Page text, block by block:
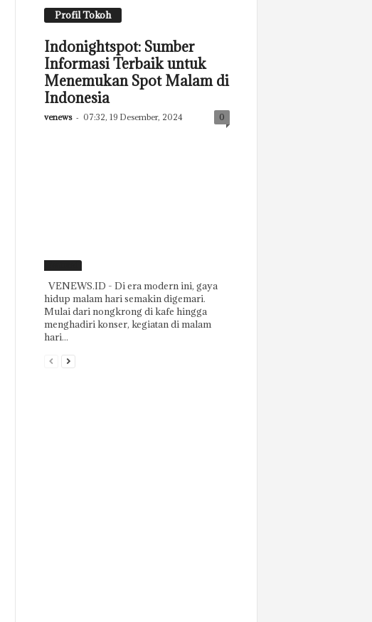
Profil Tokoh
Indonightspot: Sumber
Informasi Terbaik untuk
Menemukan Spot Malam di
Indonesia
venews - 07:32, 19 Desember, 2024 0
VENEWS.ID - Di era modern ini, gaya
hidup malam hari semakin digemari.
Mulai dari nongkrong di kafe hingga
menghadiri konser, kegiatan di malam
hari...